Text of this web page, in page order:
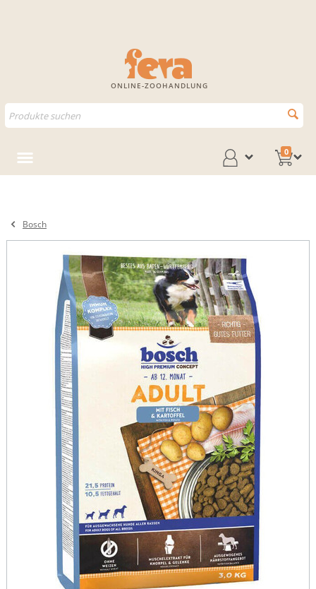
ONLINE-ZOOHANDLUNG
0
Bosch